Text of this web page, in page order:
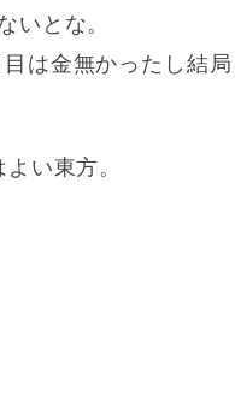
とな。
は金無かったし結局
い東方。